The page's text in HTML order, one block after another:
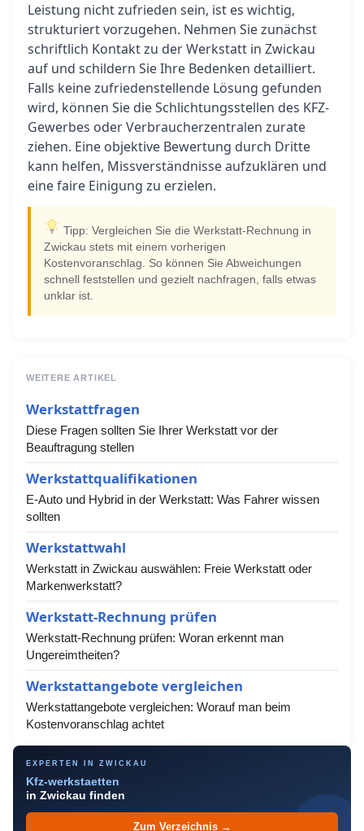
Leistung nicht zufrieden sein, ist es wichtig,
strukturiert vorzugehen. Nehmen Sie zunächst
schriftlich Kontakt zu der Werkstatt in Zwickau
auf und schildern Sie Ihre Bedenken detailliert.
Falls keine zufriedenstellende Lösung gefunden
wird, können Sie die Schlichtungsstellen des KFZ-
Gewerbes oder Verbraucherzentralen zurate
ziehen. Eine objektive Bewertung durch Dritte
kann helfen, Missverständnisse aufzuklären und
eine faire Einigung zu erzielen.
Tipp: Vergleichen Sie die Werkstatt-Rechnung in
Zwickau stets mit einem vorherigen
Kostenvoranschlag. So können Sie Abweichungen
schnell feststellen und gezielt nachfragen, falls etwas
unklar ist.
WEITERE ARTIKEL
Werkstattfragen
Diese Fragen sollten Sie Ihrer Werkstatt vor der
Beauftragung stellen
Werkstattqualifikationen
E-Auto und Hybrid in der Werkstatt: Was Fahrer wissen
sollten
Werkstattwahl
Werkstatt in Zwickau auswählen: Freie Werkstatt oder
Markenwerkstatt?
Werkstatt-Rechnung prüfen
Werkstatt-Rechnung prüfen: Woran erkennt man
Ungereimtheiten?
Werkstattangebote vergleichen
Werkstattangebote vergleichen: Worauf man beim
Kostenvoranschlag achtet
EXPERTEN IN ZWICKAU
Kfz-werkstaetten
in Zwickau finden
Zum Verzeichnis →